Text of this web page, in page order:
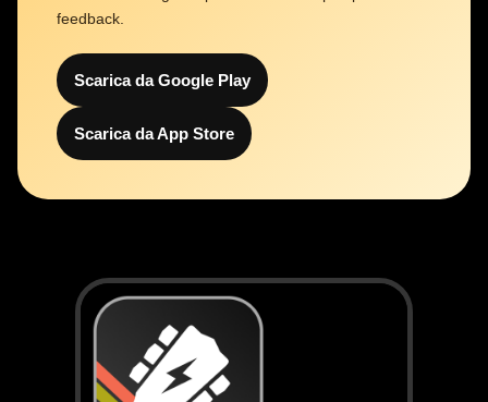
feedback.
Scarica da Google Play
Scarica da App Store